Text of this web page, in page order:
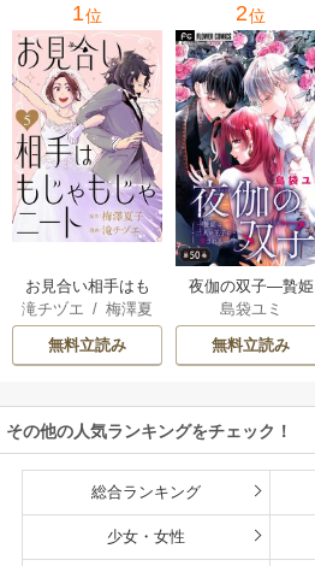
1位
お見合い相手はも
じゃもじゃニート
滝チヅエ /梅澤夏
子（エブリスタ）
無料立読み
2位
夜伽の双子―贄姫
は二人の王子に愛
される―【マイク
ロ】
島袋ユミ
無料立読み
その他の人気ランキングをチェック！
総合ランキング
少女・女性